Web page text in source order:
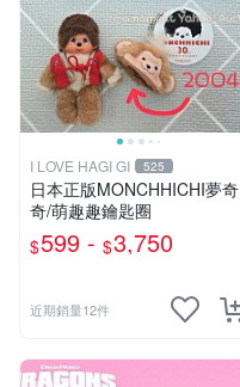
I LOVE HAGI GI 525
日本正版MONCHHICHI夢奇
奇/萌趣趣鑰匙圈
$599 - $3,750
近期銷量12件